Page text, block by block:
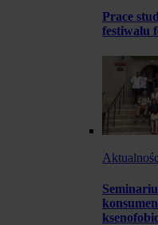
Prace
festiwalu